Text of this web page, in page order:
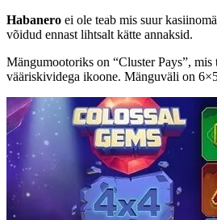
Habanero ei ole teab mis suur
võidud ennast lihtsalt kätte annaksid.
Mängumootoriks on “Cluster Pays”,
vääriskividega ikoone. Mänguväli on